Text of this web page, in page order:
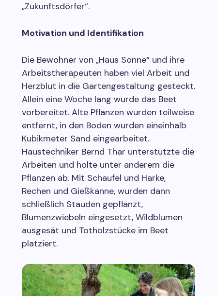
„Zukunftsdörfer“.
Motivation und Identifikation
Die Bewohner von „Haus Sonne“ und ihre
Arbeitstherapeuten haben viel Arbeit und
Herzblut in die Gartengestaltung gesteckt.
Allein eine Woche lang wurde das Beet
vorbereitet. Alte Pflanzen wurden teilweise
entfernt, in den Boden wurden eineinhalb
Kubikmeter Sand eingearbeitet.
Haustechniker Bernd Thar unterstützte die
Arbeiten und holte unter anderem die
Pflanzen ab. Mit Schaufel und Harke,
Rechen und Gießkanne, wurden dann
schließlich Stauden gepflanzt,
Blumenzwiebeln eingesetzt, Wildblumen
ausgesät und Totholzstücke im Beet
platziert.